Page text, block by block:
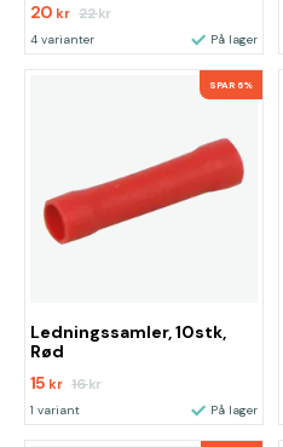
20 kr 22kr
4 varianter På lager
SPAR 6%
Ledningssamler, 10stk,
Rød
15 kr 16kr
1 variant På lager